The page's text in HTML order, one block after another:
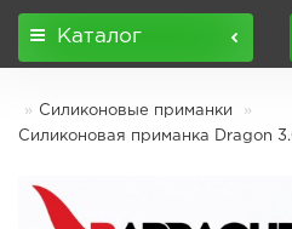
Каталог
Силиконовые приманки
Силиконовая приманка Dragon